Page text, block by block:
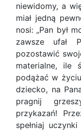
niewidomy, a
miał jedną
nosi: „Pan był
zawsze ufał
pozostawić
materialne, ile
podążać w
dziecko, na
pragnij
przykazań!
spełniaj